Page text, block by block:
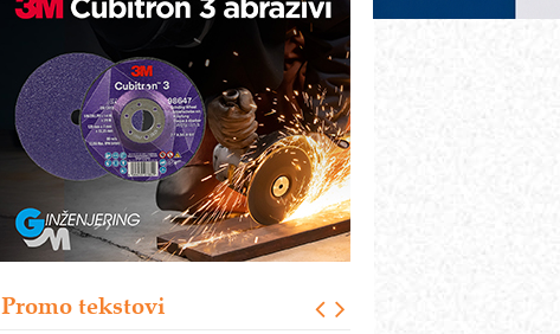
Promo tekstovi
Trajna oznaka kao dugoročna korist
Bezbednost na prvom mestu!
IB BLUMENAUER - više od 40 godina
poverenja u industriji
RMQ-TITAN ADVANCED INDICATOR
– Pametna signalizacija za efikasnije
upravljanje mašinama
solarnim elektranama i vetroparkovima